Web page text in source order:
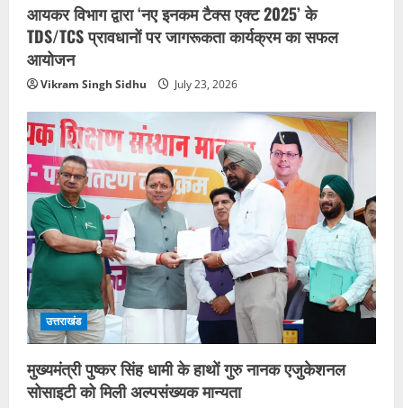
आयकर विभाग द्वारा ‘नए इनकम टैक्स एक्ट 2025’ के
TDS/TCS प्रावधानों पर जागरूकता कार्यक्रम का सफल
आयोजन
Vikram Singh Sidhu July 23, 2026
उत्तराखंड
मुख्यमंत्री पुष्कर सिंह धामी के हाथों गुरु नानक एजुकेशनल
सोसाइटी को मिली अल्पसंख्यक मान्यता